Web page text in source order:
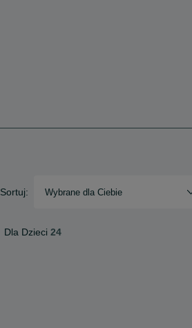
Sortuj: Wybrane dla Ciebie
Dla Dzieci 24